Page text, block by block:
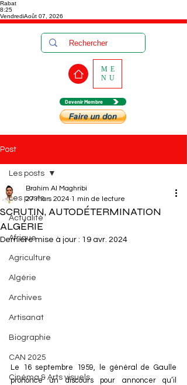
Rabat
8:25
VendrediAoût 07, 2026
Devenir Membre
ME
NU
Post
Les posts
Actualité
Afrique
Agriculture
Algérie
Archives
Artisanat
Biographie
CAN 2025
Cinéma & Arts visuels
Les posts
SCRUTIN, AUTODÉTERMINATION
ALGÉRIE
Brahim Al Maghribi
27 mars 2024 1 min de lecture
Dernière mise à jour : 19 avr. 2024
Le 16 septembre 1959, le général de Gaulle
prononce un discours pour annoncer qu’il